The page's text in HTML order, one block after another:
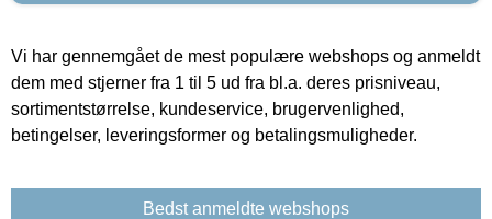
Vi har gennemgået de mest populære webshops og anmeldt
dem med stjerner fra 1 til 5 ud fra bl.a. deres prisniveau,
sortimentstørrelse, kundeservice, brugervenlighed,
betingelser, leveringsformer og betalingsmuligheder.
Bedst anmeldte webshops